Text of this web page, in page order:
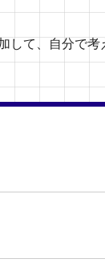
して、自分で